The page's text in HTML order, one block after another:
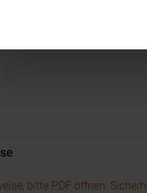
bitte PDF öffnen: